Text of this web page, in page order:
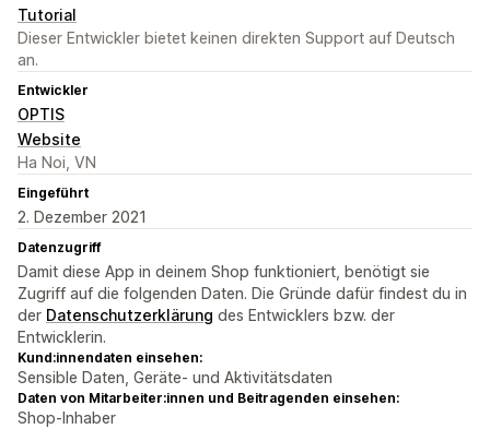
Tutorial
Dieser Entwickler bietet keinen direkten Support auf Deutsch
an.
Entwickler
OPTIS
Website
Ha Noi, VN
Eingeführt
2. Dezember 2021
Datenzugriff
Damit diese App in deinem Shop funktioniert, benötigt sie
Zugriff auf die folgenden Daten. Die Gründe dafür findest du in
der Datenschutzerklärung des Entwicklers bzw. der
Entwicklerin.
Kund:innendaten einsehen:
Sensible Daten, Geräte- und Aktivitätsdaten
Daten von Mitarbeiter:innen und Beitragenden einsehen:
Shop-Inhaber